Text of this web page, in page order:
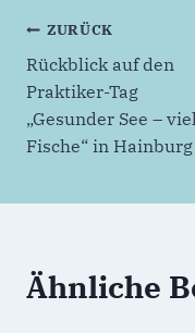
ZURÜCK
Rückblick auf den
Praktiker-Tag
„Gesunder See –
Fische“ in Hainburg
Ähnliche